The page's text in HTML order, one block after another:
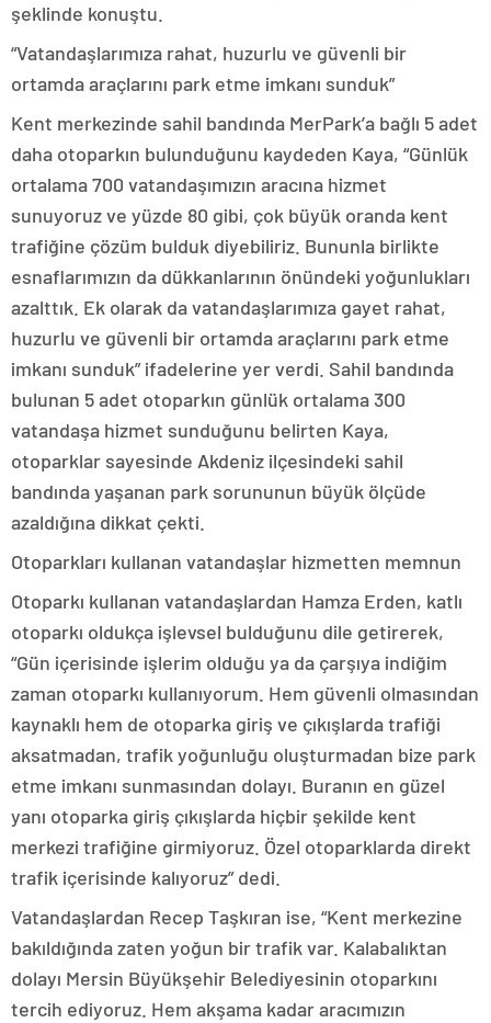
şeklinde konuştu.
“Vatandaşlarımıza rahat, huzurlu ve güvenli bir
ortamda araçlarını park etme imkanı sunduk”
Kent merkezinde sahil bandında MerPark’a bağlı 5 adet
daha otoparkın bulunduğunu kaydeden Kaya, “Günlük
ortalama 700 vatandaşımızın aracına hizmet
sunuyoruz ve yüzde 80 gibi, çok büyük oranda kent
trafiğine çözüm bulduk diyebiliriz. Bununla birlikte
esnaflarımızın da dükkanlarının önündeki yoğunlukları
azalttık. Ek olarak da vatandaşlarımıza gayet rahat,
huzurlu ve güvenli bir ortamda araçlarını park etme
imkanı sunduk” ifadelerine yer verdi. Sahil bandında
bulunan 5 adet otoparkın günlük ortalama 300
vatandaşa hizmet sunduğunu belirten Kaya,
otoparklar sayesinde Akdeniz ilçesindeki sahil
bandında yaşanan park sorununun büyük ölçüde
azaldığına dikkat çekti.
Otoparkları kullanan vatandaşlar hizmetten memnun
Otoparkı kullanan vatandaşlardan Hamza Erden, katlı
otoparkı oldukça işlevsel bulduğunu dile getirerek,
“Gün içerisinde işlerim olduğu ya da çarşıya indiğim
zaman otoparkı kullanıyorum. Hem güvenli olmasından
kaynaklı hem de otoparka giriş ve çıkışlarda trafiği
aksatmadan, trafik yoğunluğu oluşturmadan bize park
etme imkanı sunmasından dolayı. Buranın en güzel
yanı otoparka giriş çıkışlarda hiçbir şekilde kent
merkezi trafiğine girmiyoruz. Özel otoparklarda direkt
trafik içerisinde kalıyoruz” dedi.
Vatandaşlardan Recep Taşkıran ise, “Kent merkezine
bakıldığında zaten yoğun bir trafik var. Kalabalıktan
dolayı Mersin Büyükşehir Belediyesinin otoparkını
tercih ediyoruz. Hem akşama kadar aracımızın